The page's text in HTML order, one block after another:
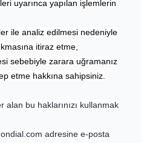
uyarınca yapılan işlemlerin
ile analiz edilmesi nedeniyle
itiraz etme,
sebebiyle zarara uğramanız
etme hakkına sahipsiniz.
alan bu haklarınızı kullanmak
adresine e-posta